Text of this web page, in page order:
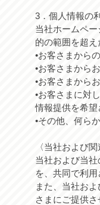
3．個人情報の
当社ホームペ
的の範囲を超え
•お客さまから
•お客さまから
•お客さまから
•お客さまに対
情報提供を希望
•その他、何ら
〈当社および
当社および当
を、共同で利用
また、当社お
さまにご提供